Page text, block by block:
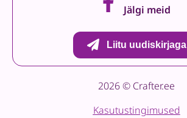
Jälgi meid
Liitu uudiskirjaga
2026 © Crafter.ee
Kasutustingimused